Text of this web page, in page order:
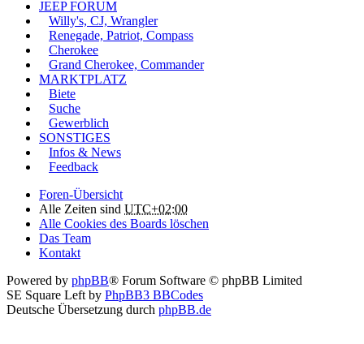
JEEP FORUM
Willy's, CJ, Wrangler
Renegade, Patriot, Compass
Cherokee
Grand Cherokee, Commander
MARKTPLATZ
Biete
Suche
Gewerblich
SONSTIGES
Infos & News
Feedback
Foren-Übersicht
Alle Zeiten sind UTC+02:00
Alle Cookies des Boards löschen
Das Team
Kontakt
Powered by phpBB® Forum Software © phpBB Limited
SE Square Left by PhpBB3 BBCodes
Deutsche Übersetzung durch phpBB.de